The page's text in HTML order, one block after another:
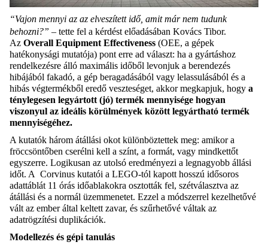
“Vajon mennyi az az elveszített idő, amit már nem tudunk
behozni?” – tette fel a kérdést előadásában Kovács Tibor.
Az Overall Equipment Effectiveness (OEE, a gépek
hatékonysági mutatója) pont erre ad választ: ha a gyártáshoz
rendelkezésre álló maximális időből levonjuk a berendezés
hibájából fakadó, a gép beragadásából vagy lelassulásából és a
hibás végtermékből eredő veszteséget, akkor megkapjuk, hogy a
ténylegesen legyártott (jó) termék mennyisége hogyan
viszonyul az ideális körülmények között legyártható termék
mennyiségéhez.
A kutatók három átállási okot különböztettek meg: amikor a
fröccsöntőben cserélni kell a színt, a formát, vagy mindkettőt
egyszerre. Logikusan az utolsó eredményezi a legnagyobb állási
időt. A Corvinus kutatói a LEGO-tól kapott hosszú idősoros
adattáblát 11 órás időablakokra osztották fel, szétválasztva az
átállási és a normál üzemmenetet. Ezzel a módszerrel kezelhetővé
vált az ember által keltett zavar, és szűrhetővé váltak az
adatrögzítési duplikációk.
Modellezés és gépi tanulás